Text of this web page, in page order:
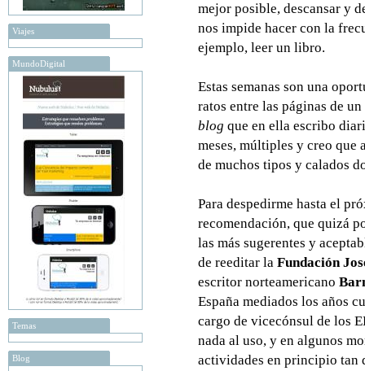
Viajes
MundoDigital
Temas
Blog
mejor posible, descansar y
nos impide hacer con la
ejemplo, leer un libro.
Estas semanas son una
ratos entre las páginas de
blog que en ella escribo
meses, múltiples y creo que
de muchos tipos y calados
Para despedirme hasta el
recomendación, que quizá
las más sugerentes y
de reeditar la Fundación
escritor norteamericano
España mediados los años
cargo de vicecónsul de los
nada al uso, y en algunos
actividades en principio tan